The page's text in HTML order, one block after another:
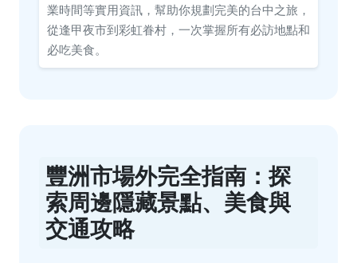
業時間等實用資訊，幫助你規劃完美的台中之旅，
從逢甲夜市到彩虹眷村，一次掌握所有必訪地點和
必吃美食。
豐洲市場外完全指南：探
索周邊隱藏景點、美食與
交通攻略